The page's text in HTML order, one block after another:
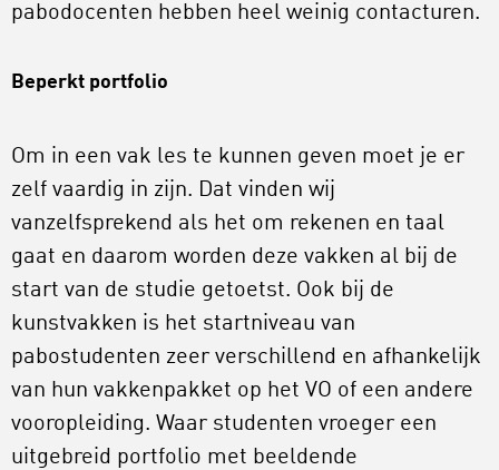
pabodocenten hebben heel weinig contacturen.
Beperkt portfolio
Om in een vak les te kunnen geven moet je er
zelf vaardig in zijn. Dat vinden wij
vanzelfsprekend als het om rekenen en taal
gaat en daarom worden deze vakken al bij de
start van de studie getoetst. Ook bij de
kunstvakken is het startniveau van
pabostudenten zeer verschillend en afhankelijk
van hun vakkenpakket op het VO of een andere
vooropleiding. Waar studenten vroeger een
uitgebreid portfolio met beeldende